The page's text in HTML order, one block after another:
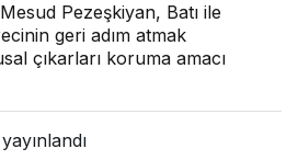
Pezeşkiyan, Batı ile
geri adım atmak
çıkarları koruma amacı
yayınlandı